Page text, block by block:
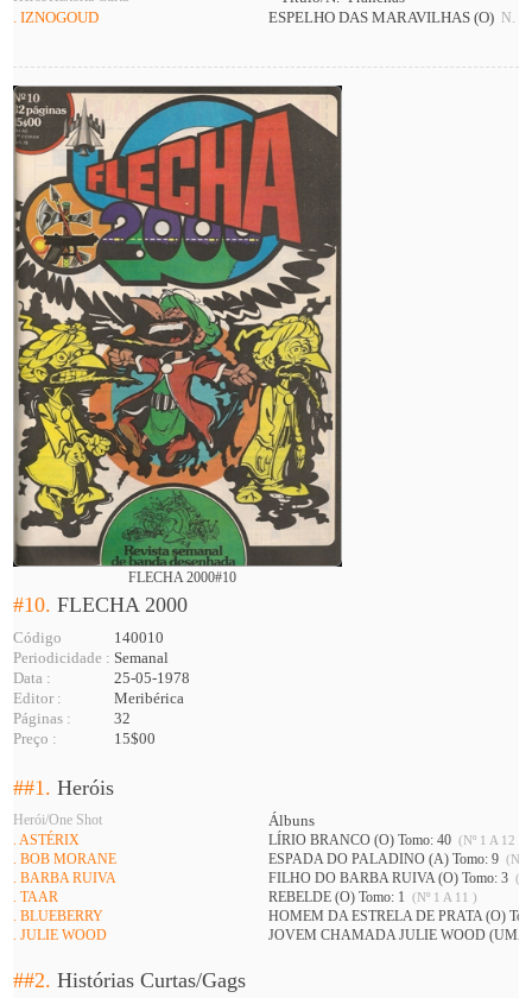
. IZNOGOUD
ESPELHO DAS MARAVILHAS (O) N.
FLECHA 2000#10
#10.FLECHA 2000
Código
140010
Periodicidade : Semanal
Data :
25-05-1978
Editor :
Meribérica
Páginas :
32
Preço :
15$00
##1.Heróis
Herói/One Shot Álbuns
. ASTÉRIX LÍRIO BRANCO (O) Tomo: 40 (Nº 1 A 12 )
. BOB MORANE ESPADA DO PALADINO (A) Tomo: 9 (Nº
. BARBA RUIVA FILHO DO BARBA RUIVA (O) Tomo: 3
. TAAR REBELDE (O) Tomo: 1 (Nº 1 A 11 )
. BLUEBERRY
HOMEM DA ESTRELA DE PRATA (O)
. JULIE WOOD
JOVEM CHAMADA JULIE WOOD
##2.Histórias Curtas/Gags